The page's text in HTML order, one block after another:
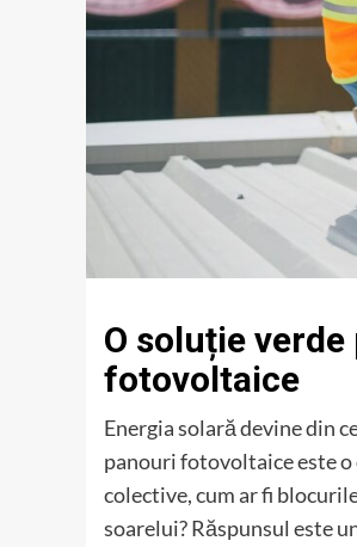
O soluție
fotovoltaice
Energia solară devine din
panouri fotovoltaice este o
colective, cum ar fi
soarelui? Răspunsul este